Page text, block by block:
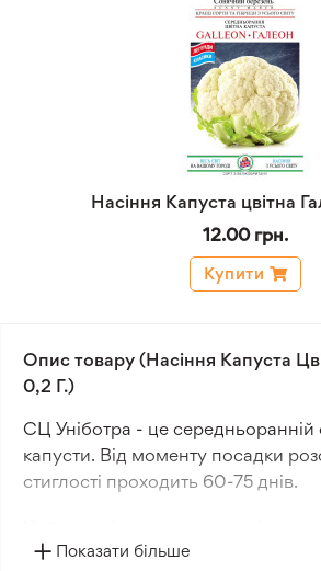
Насіння Капуста цвітна
12.00 грн.
Купити
Опис товару (Насіння Капуста
0,2 Г.)
СЦ Уніботра - це середньоранній
капусти. Від моменту посадки
стиглості проходить 60-75 днів.
білосніжні, щільні, круглої форми
Показати більше